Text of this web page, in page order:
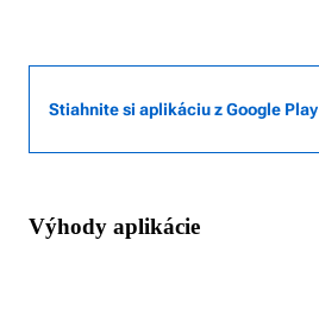
Stiahnite si aplikáciu z Google Play
Výhody aplikácie